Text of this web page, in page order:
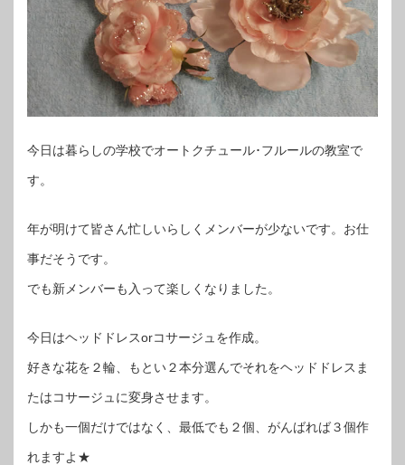
今日は暮らしの学校でオートクチュール･フルールの教室で
す。
年が明けて皆さん忙しいらしくメンバーが少ないです。お仕
事だそうです。
でも新メンバーも入って楽しくなりました。
今日はヘッドドレスorコサージュを作成。
好きな花を２輪、もとい２本分選んでそれをヘッドドレスま
たはコサージュに変身させます。
しかも一個だけではなく、最低でも２個、がんばれば３個作
れますよ★